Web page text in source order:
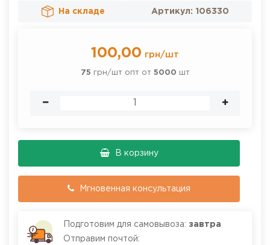
На складе Артикул: 106330
100,00 грн/шт
75 грн/шт опт от 5000 шт
В корзину
Мгновенная консультация
Подготовим для самовывоза: завтра
Отправим почтой: